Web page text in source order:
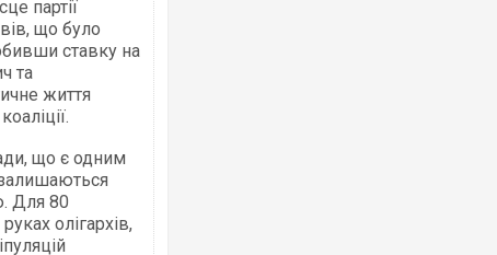
партії
що було
ставку на
та
життя
що є одним
залишаються
Для 80
олігархів,